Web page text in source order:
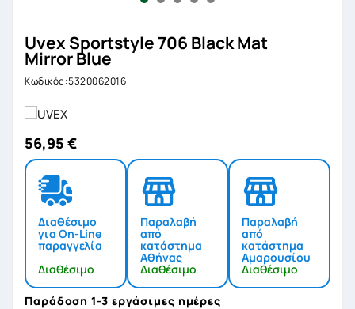
Uvex Sportstyle 706 Black Mat
Mirror Blue
Κωδικός:5320062016
56,95 €
Διαθέσιμο
για On-Line
παραγγελία
Διαθέσιμο
Παραλαβή
από
κατάστημα
Αθήνας
Διαθέσιμο
Παραλαβή
από
κατάστημα
Αμαρουσίου
Διαθέσιμο
Παράδοση 1-3 εργάσιμες ημέρες